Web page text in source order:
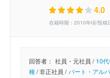
4.0
在籍時期：2010年頃/投稿
回答者： 社員・元社員 / 10
種/非正社員 / パート・アル